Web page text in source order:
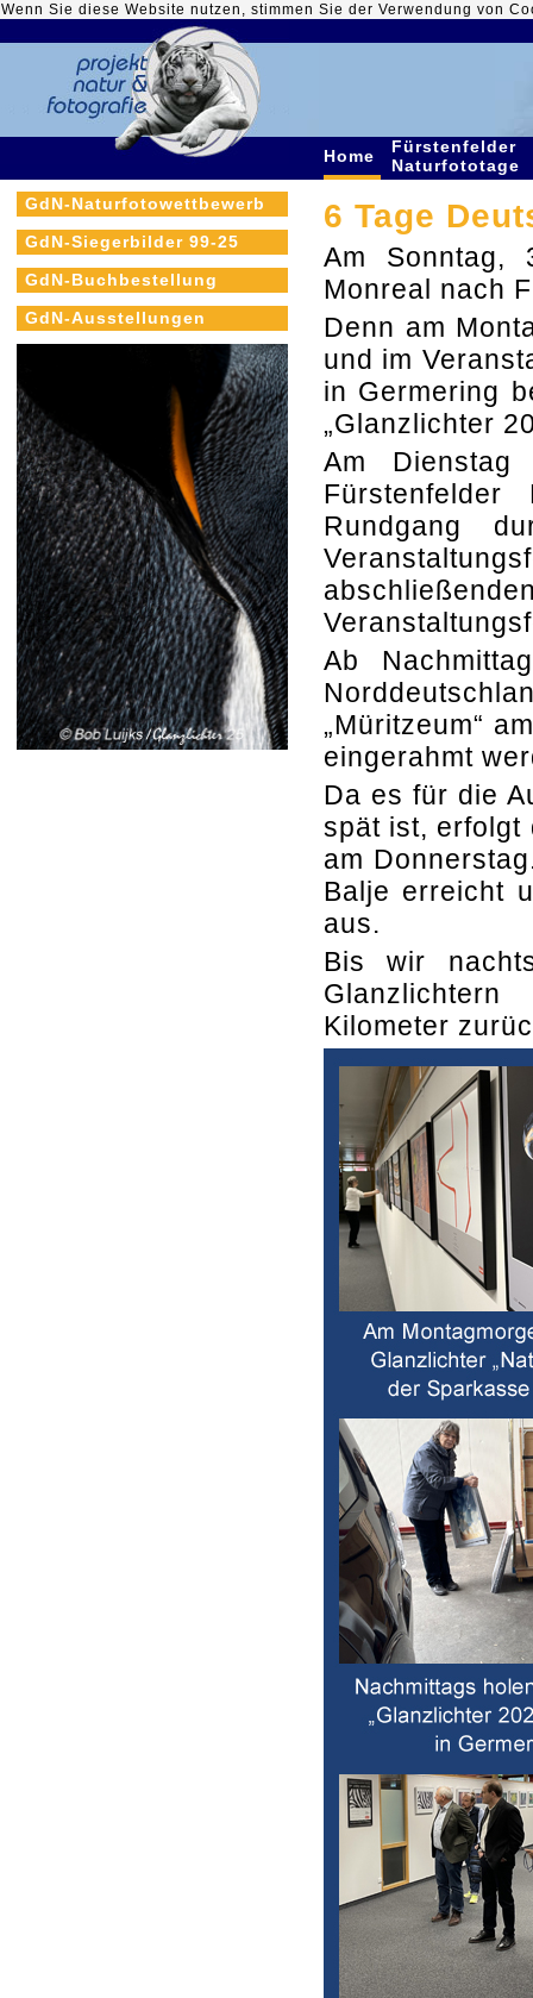
Wenn Sie diese Website nutzen, stimmen Sie der Verwendung von
Home
Fürstenfelder
Naturfototage
GdN-Naturfotowettbewerb
GdN-Siegerbilder 99-25
GdN-Buchbestellung
GdN-Ausstellungen
6 Tage
Am Sonntag,
Monreal nach
Denn am
und im
in Germering
„Glanzlichter
Am
Rundgang
Ab
„Müritzeum“
eingerahmt
Da es für die
spät ist, erfolgt
am
Balje erreicht
aus.
Bis wir
Kilometer